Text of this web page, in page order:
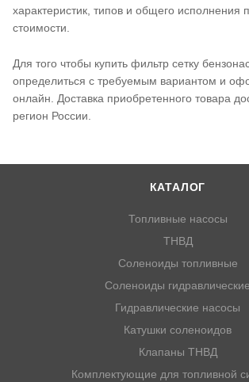
характеристик, типов и общего исполнения
стоимости.
Для того чтобы купить фильтр сетку
определиться с требуемым вариантом и
онлайн. Доставка приобретенного товара
регион России.
КАТАЛОГ
Топливные насосы
ТНВД
Соленоиды топливные
Соленоиды гидравлические
Гидравлические насосы
Катушки соленоидов
Клапаны ТНВД
Комплектующие для топливной